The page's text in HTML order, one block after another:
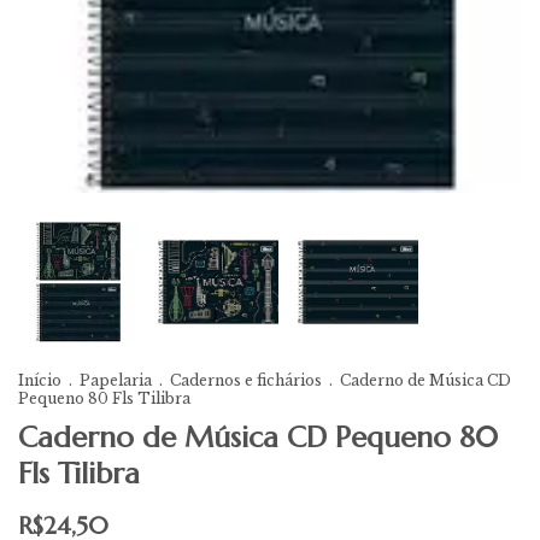
Início . Papelaria . Cadernos e fichários . Caderno de Música CD
Pequeno 80 Fls Tilibra
Caderno de Música CD Pequeno 80
Fls Tilibra
R$24,50